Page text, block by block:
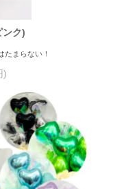
ンク)
たまらない！
)